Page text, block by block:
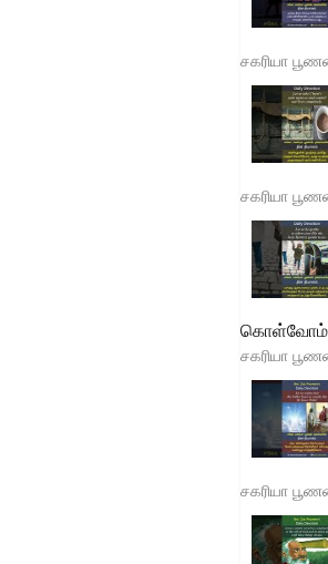
சகரியா
சகரியா
கொள்வோம்
சகரியா
சகரியா